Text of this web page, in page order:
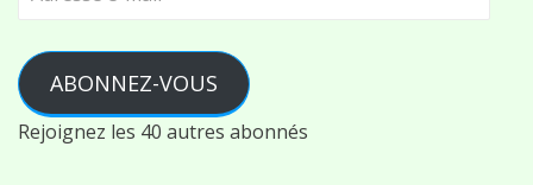
ABONNEZ-VOUS
Rejoignez les 40 autres abonnés